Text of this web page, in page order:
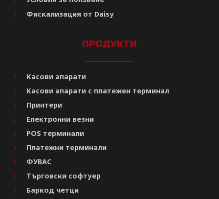
Фискализация от Daisy
ПРОДУКТИ
Касови апарати
Касови апарати с платежен терминал
Принтери
Електронни везни
POS терминали
Платежни терминали
ФУВАС
Търговски софтуер
Баркод четци